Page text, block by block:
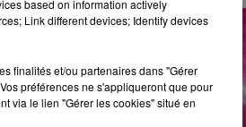
Instagram
based on information actively
Link different devices; Identify devices
finalités et/ou partenaires dans "Gérer
préférences ne s'appliqueront que pour
via le lien "Gérer les cookies" situé en